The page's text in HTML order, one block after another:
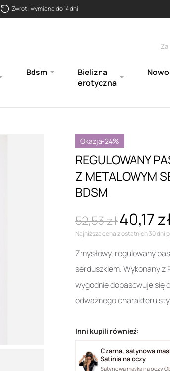
Zwrot i wymiana do 14 dni
Bdsm
Bielizna
erotyczna
Okazja-24%
REGULOWANY
Z METALOWYM
BDSM
52,53 zł40,17
Najniższa cena z ostatnich 30 dni
Zmysłowy, regulowany
serduszkiem. Wykonany z
wygodnie dopasowuje się
odważnego charakteru
Inni kupili również:
Czarna, satynowa
Satinia na oczy
Satynowa maska na oczy